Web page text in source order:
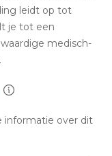
leidt op tot
je tot een
medisch-
informatie over dit